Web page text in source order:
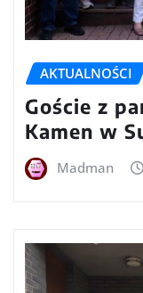
AKTUALNOŚCI
Goście z
Kamen w
Madman